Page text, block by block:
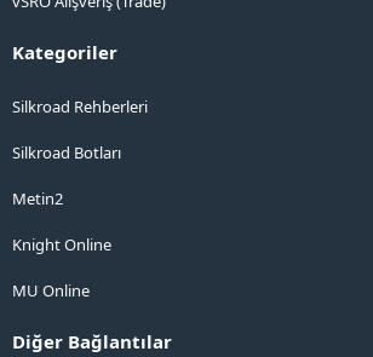
Kategoriler
Silkroad Rehberleri
Silkroad Botları
Metin2
Knight Online
MU Online
Diğer Bağlantılar